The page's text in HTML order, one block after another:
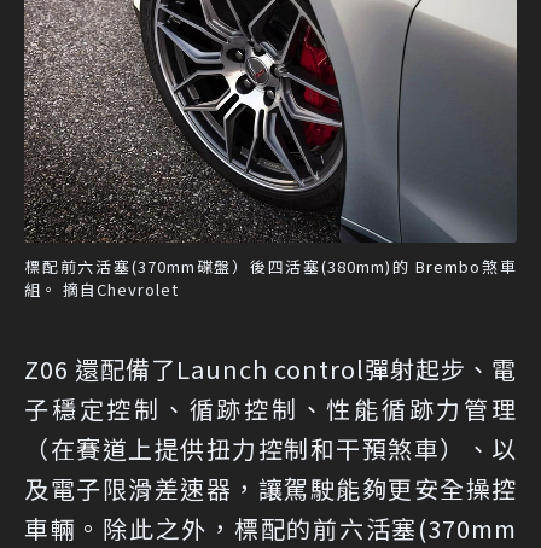
標配前六活塞(370mm碟盤）後四活塞(380mm)的 Brembo煞車
組。 摘自Chevrolet
Z06 還配備了Launch control彈射起步、電
子穩定控制、循跡控制、性能循跡力管理
（在賽道上提供扭力控制和干預煞車）、以
及電子限滑差速器，讓駕駛能夠更安全操控
車輛。除此之外，標配的前六活塞(370mm